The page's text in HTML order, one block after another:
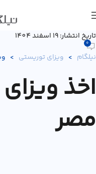
تاریخ انتشار: 19 اسفند 1404
0
نیلگام > ویزای توریستی >
اخذ
مصر